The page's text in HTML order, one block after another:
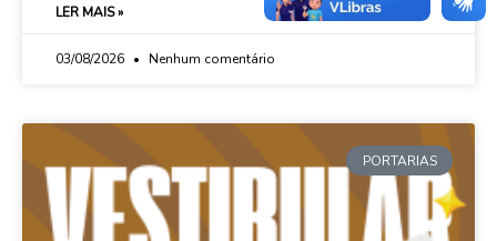
LER MAIS »
03/08/2026 Nenhum comentário
PORTARIAS